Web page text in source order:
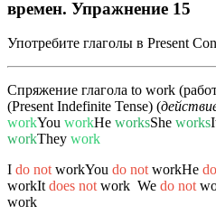
времен. Упражнение 15
Употребите глаголы в Present
Спряжение глагола to work
(Present Indefinite Tense) (
workYou workHe worksShe works
workThey work
I do not workYou do not workHe
workIt does not work We do not
work